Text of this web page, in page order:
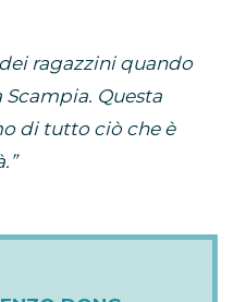
ragazzini quando
Questa
di tutto ciò che è